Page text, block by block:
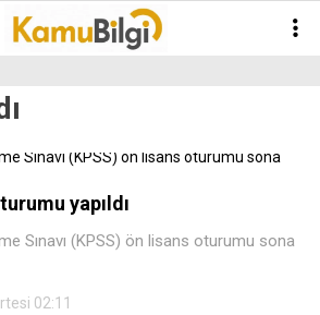
yapıldı
Sınavı (KPSS) ön lisans oturumu sona
02:11